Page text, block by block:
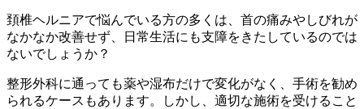
頚椎ヘルニアで悩んでいる方の多くは、首の痛みやしびれが
なかなか改善せず、日常生活にも支障をきたしているのでは
ないでしょうか？
整形外科に通っても薬や湿布だけで変化がなく、手術を勧め
られるケースもあります。しかし、適切な施術を受けること